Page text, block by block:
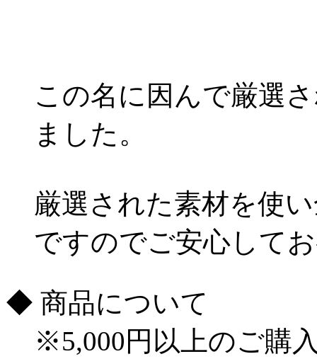
この名に因んで厳選
ました。
厳選された素材を使
ですのでご安心して
◆ 商品について
※5,000円以上のご購